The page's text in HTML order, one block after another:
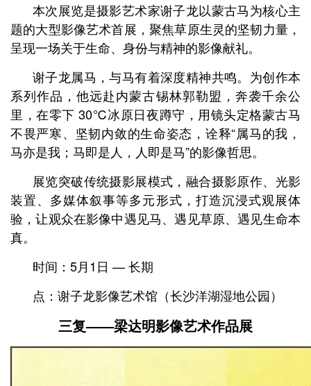
本次展览是摄影艺术家谢子龙以蒙古马为核心主
题的大型影像艺术首展，聚焦草原生灵的坚韧力量，
呈现一场关于生命、身份与精神的影像献礼。
谢子龙属马，与马有着深度精神共鸣。为创作本
系列作品，他远赴内蒙古锡林郭勒盟，奔袭千余公
里，在零下 30℃冰原日夜蹲守，用镜头定格蒙古马
不畏严寒、坚韧内敛的生命姿态，诠释“属马的我，
马亦是我；马即是人，人即是马”的影像哲思。
展览突破传统摄影展模式，融合摄影原作、光影
装置、多媒体叙事等多元形式，打造沉浸式观展体
验，让观众在影像中遇见马、遇见草原、遇见生命本
真。
时间：5月1日 — 长期
点：谢子龙影像艺术馆（长沙洋湖湿地公园）
三复——梁达明影像艺术作品展